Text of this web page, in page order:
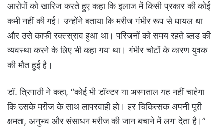
आरोपों को खारिज करते हुए कहा कि इलाज में किसी प्रकार की कोई
कमी नहीं की गई। उन्होंने बताया कि मरीज गंभीर रूप से घायल था
और उसे काफी रक्तस्राव हुआ था। परिजनों को समय रहते ब्लड की
व्यवस्था करने के लिए भी कहा गया था। गंभीर चोटों के कारण युवक
की मौत हुई है।
डॉ. त्रिपाठी ने कहा, “कोई भी डॉक्टर या अस्पताल यह नहीं चाहेगा
कि उसके मरीज के साथ लापरवाही हो। हर चिकित्सक अपनी पूरी
क्षमता, अनुभव और संसाधन मरीज की जान बचाने में लगा देता है।”